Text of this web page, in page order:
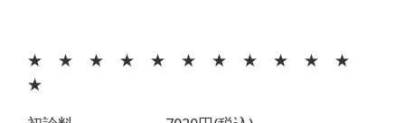
★ ★ ★ ★ ★ ★ ★ ★ ★ ★ ★
★